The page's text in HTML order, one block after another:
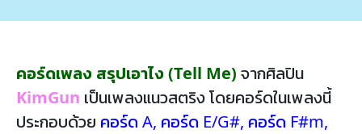
คอร์ดเพลง สรุปเอาไง (Tell Me) จากศิลปิน
KimGun เป็นเพลงแนวสตริง โดยคอร์ดในเพลงนี้
ประกอบด้วย คอร์ด A, คอร์ด E/G#, คอร์ด F#m,